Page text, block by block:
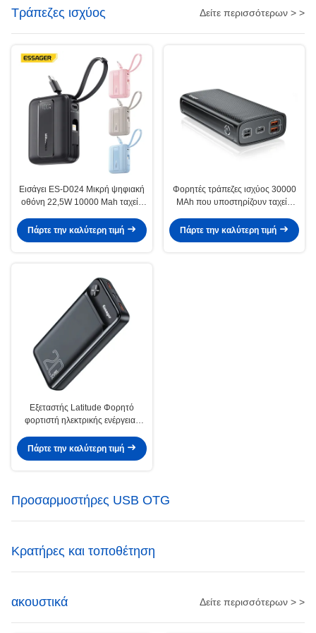
Τράπεζες ισχύος Δείτε περισσότερων > >
Εισάγει ES-D024 Μικρή ψηφιακή
οθόνη 22,5W 10000 Mah ταχεία
Ενσωματωμένη σε καλώδιο
Πάρτε την καλύτερη τιμή
Φορητές τράπεζες ισχύος 30000
MAh που υποστηρίζουν ταχεία
Πάρτε την καλύτερη τιμή
Εξεταστής Latitude Φορητό
φορτιστή ηλεκτρικής ενέργειας
Πάρτε την καλύτερη τιμή
Προσαρμοστήρες USB OTG
Κρατήρες και τοποθέτηση
ακουστικά Δείτε περισσότερων > >